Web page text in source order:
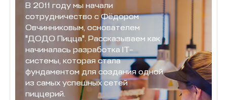
В 2011 году мы начали
сотрудничество с Фёдором
Овчинниковым, основателем
"ДОДО Пицца". Рассказываем как
начиналась разработка IT-
системы, которая стала
фундаментом для создания одной
из самых успешных сетей
пиццерий.